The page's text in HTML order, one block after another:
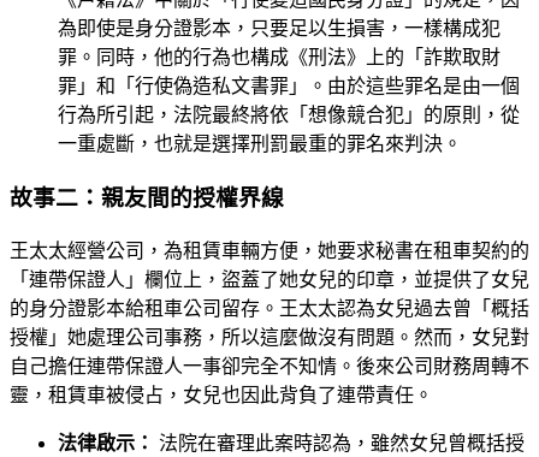
為即使是身分證影本，只要足以生損害，一樣構成犯
罪。同時，他的行為也構成《刑法》上的「詐欺取財
罪」和「行使偽造私文書罪」。由於這些罪名是由一個
行為所引起，法院最終將依「想像競合犯」的原則，從
一重處斷，也就是選擇刑罰最重的罪名來判決。
故事二：親友間的授權界線
王太太經營公司，為租賃車輛方便，她要求秘書在租車契約的
「連帶保證人」欄位上，盜蓋了她女兒的印章，並提供了女兒
的身分證影本給租車公司留存。王太太認為女兒過去曾「概括
授權」她處理公司事務，所以這麼做沒有問題。然而，女兒對
自己擔任連帶保證人一事卻完全不知情。後來公司財務周轉不
靈，租賃車被侵占，女兒也因此背負了連帶責任。
法律啟示： 法院在審理此案時認為，雖然女兒曾概括授